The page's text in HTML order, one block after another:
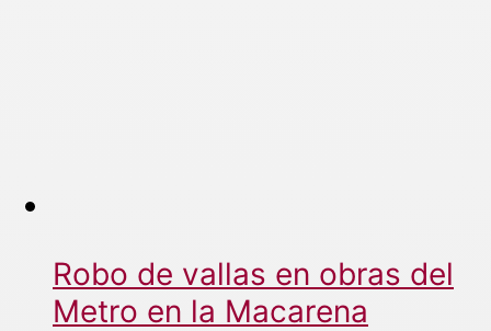
Robo de vallas en obras del
Metro en la Macarena